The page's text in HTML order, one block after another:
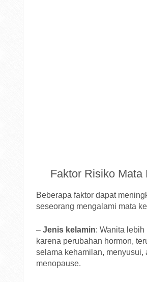
Faktor Risiko Mata
Beberapa faktor dapat
seseorang mengalami mata
– Jenis kelamin: Wanita lebih
karena perubahan hormon,
selama kehamilan, menyusui,
menopause.